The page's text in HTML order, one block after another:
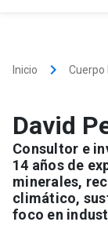
Inicio keyboard_arrow_right Cuerpo
David
Consultor e
14 años de
minerales,
climático,
foco en